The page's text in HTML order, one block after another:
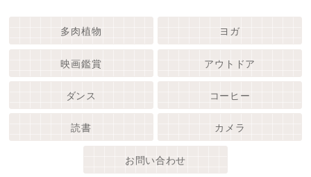
多肉植物 ヨガ
映画鑑賞 アウトドア
ダンス コーヒー
読書 カメラ
お問い合わせ